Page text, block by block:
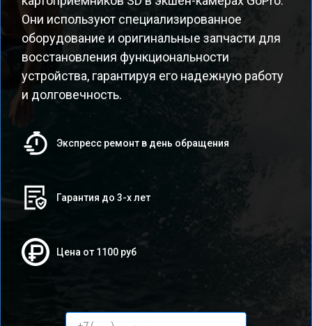
Они используют специализированное
оборудование и оригинальные запчасти для
восстановления функциональности
устройства, гарантируя его надежную работу
и долговечность.
Экспресс ремонт в день обращения
Гарантия до 3-х лет
Цена от 1100 руб